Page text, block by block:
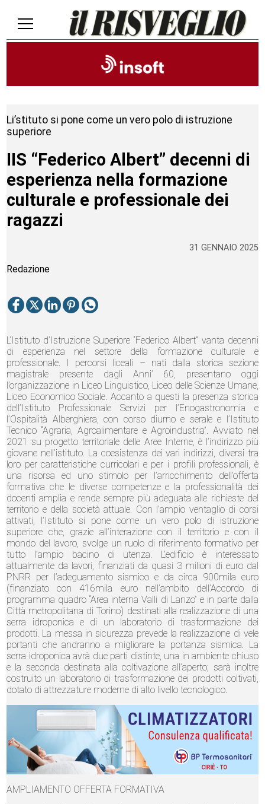
31 GENNAIO 2025
Li’stituto si pone come un vero polo di istruzione
superiore
IIS “Federico Albert” decenni di
esperienza nella formazione
culturale e professionale dei
ragazzi
Redazione
L’Istituto d’Istruzione Superiore “Federico Albert” vanta decenni
di esperienza nel settore della formazione culturale e
professionale. I percorsi liceali – nati dalla storica sezione
magistrale presente dagli Anni’ 60, presentano oggi
l’organizzazione in Liceo Linguistico, Liceo delle Scienze Umane,
Liceo Economico Sociale. Accanto a questi la presenza storica
dell’Istituto Professionale Servizi per l’Enogastronomia e
l’Ospitalità Alberghiera, con corso diurno e serale e l’Istituto
Tecnico “Agraria, Agroalimentare e Agroindustria”. Avviato nel
2021 su progetto territoriale delle Aree Interne, è l’indirizzo più
giovane nell’istituto. La coesistenza dei vari indirizzi, diversi tra
loro per caratteristiche curricolari e per i profili professionali, è
una risorsa ed uno stimolo per l’arricchimento dell’offerta
formativa che le diverse competenze e la professionalità dei
docenti amplia e rende sempre più adeguata alle richieste del
territorio e della società attuale. Con l’ampio ventaglio di corsi
attivati, l’Istituto si pone come un vero polo di istruzione
superiore che, grazie all’interazione con il territorio e con il
mondo del lavoro, svolge un ruolo di riferimento formativo per
tutto l’ampio bacino di utenza. L’edificio è interessato
attualmente da lavori, finanziati da quasi 3 milioni di euro dal
PNRR per l’adeguamento sismico e da circa 900mila euro
(finanziato con 416mila euro nell’ambito dell’Accordo di
programma quadro “Area interna Valli di Lanzo” e in parte dalla
Città metropolitana di Torino) destinati alla realizzazione di una
serra idroponica e di un laboratorio di trasformazione dei
prodotti. La messa in sicurezza prevede la realizzazione di vele
portanti che andranno a migliorare la portanza sismica. La
serra idroponica avrà due parti distinte, una in ambiente chiuso
e la seconda destinata alla coltivazione all’aperto; sarà inoltre
costruito un laboratorio di trasformazione dei prodotti coltivati,
dotato di attrezzature moderne di alto livello tecnologico.
AMPLIAMENTO OFFERTA FORMATIVA